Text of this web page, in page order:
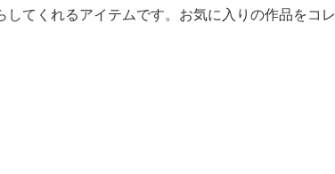
てくれるアイテムです。お気に入りの作品をコレ